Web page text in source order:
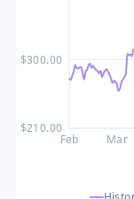
$210.00
$300.00
Feb Mar